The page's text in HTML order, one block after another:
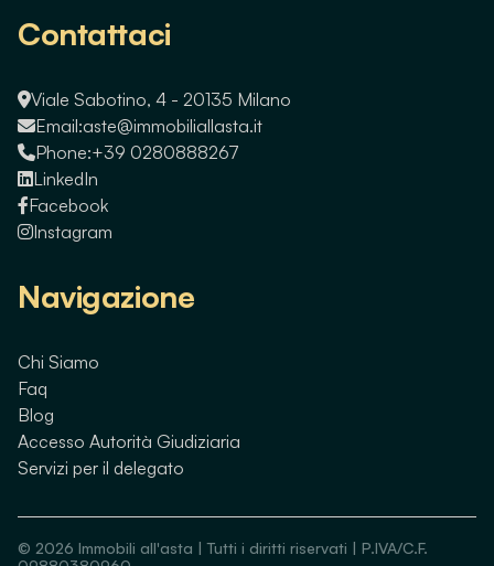
Contattaci
Viale Sabotino, 4 - 20135 Milano
Email:aste@immobiliallasta.it
Phone:+39 0280888267
LinkedIn
Facebook
Instagram
Navigazione
Chi Siamo
Faq
Blog
Accesso Autorità Giudiziaria
Servizi per il delegato
© 2026 Immobili all'asta | Tutti i diritti riservati | P.IVA/C.F.